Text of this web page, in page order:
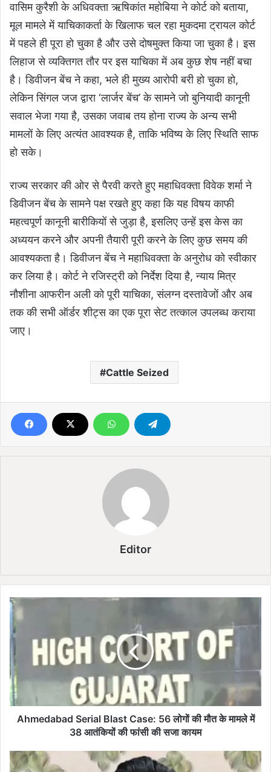
वासिम कुरैशी के अधिवक्ता ऋषिकांत महोबिया ने कोर्ट को बताया,
मूल मामले में याचिकाकर्ता के खिलाफ चल रहा मुकदमा ट्रायल कोर्ट
में पहले ही पूरा हो चुका है और उसे दोषमुक्त किया जा चुका है। इस
लिहाज से व्यक्तिगत तौर पर इस याचिका में अब कुछ शेष नहीं बचा
है। डिवीजन बेंच ने कहा, भले ही मुख्य आरोपी बरी हो चुका हो,
लेकिन सिंगल जज द्वारा ‘लार्जर बेंच’ के सामने जो बुनियादी कानूनी
सवाल भेजा गया है, उसका जवाब तय होना राज्य के अन्य सभी
मामलों के लिए अत्यंत आवश्यक है, ताकि भविष्य के लिए स्थिति साफ
हो सके।
राज्य सरकार की ओर से पैरवी करते हुए महाधिवक्ता विवेक शर्मा ने
डिवीजन बेंच के सामने पक्ष रखते हुए कहा कि यह विषय काफी
महत्वपूर्ण कानूनी बारीकियों से जुड़ा है, इसलिए उन्हें इस केस का
अध्ययन करने और अपनी तैयारी पूरी करने के लिए कुछ समय की
आवश्यकता है। डिवीजन बेंच ने महाधिवक्ता के अनुरोध को स्वीकार
कर लिया है। कोर्ट ने रजिस्ट्री को निर्देश दिया है, न्याय मित्र
नौशीना आफरीन अली को पूरी याचिका, संलग्न दस्तावेजों और अब
तक की सभी ऑर्डर शीट्स का एक पूरा सेट तत्काल उपलब्ध कराया
जाए।
Cattle Seized
Editor
A
h
m
e
a
b
a
d
i
a
Ahmedabad Serial Blast Case: 56 लोगों की मौत के मामले में
38 आतंकियों की फांसी की सजा कायम
W
h